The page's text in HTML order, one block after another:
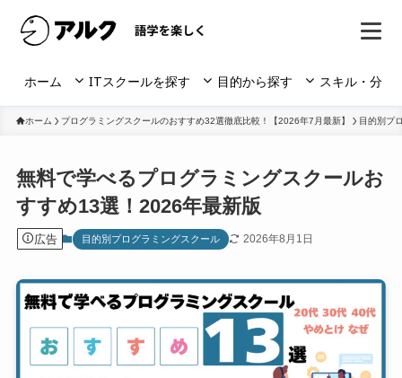
ホーム ITスクールを探す 目的から探す スキル・分野
ホーム プログラミングスクールのおすすめ32選徹底比較！【2026年7月最新】 目的別プ
無料で学べるプログラミングスクールお
すすめ13選！2026年最新版
広告 目的別プログラミングスクール 2026年8月1日